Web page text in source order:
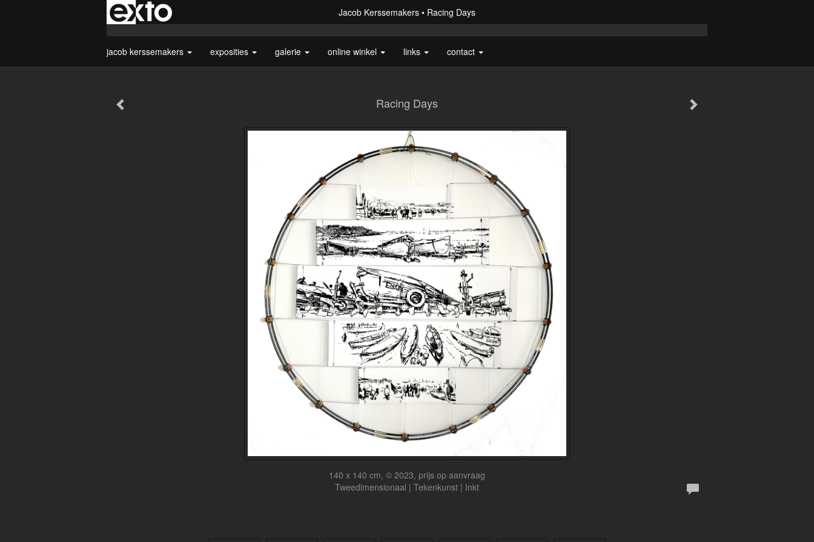
Jacob Kerssemakers Racing Days
jacob kerssemakers exposities galerie online winkel links contact
Racing Days
140 x 140 cm, © 2023, prijs op aanvraag
Tweedimensionaal | Tekenkunst | Inkt